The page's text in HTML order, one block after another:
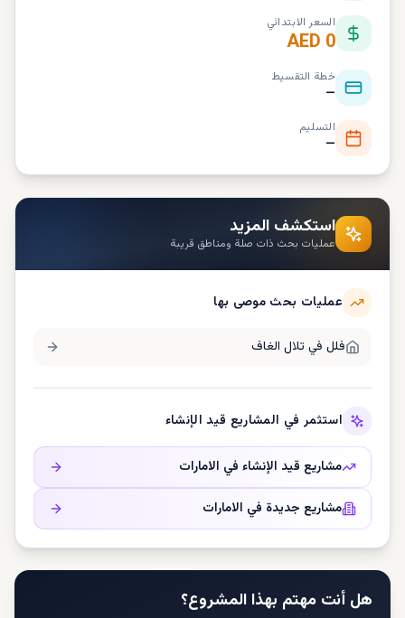
السعر الابتدائي
AED 0
خطة التقسيط
—
التسليم
—
استكشف المزيد
عمليات بحث ذات صلة ومناطق قريبة
عمليات بحث موصى بها
فلل في تلال الغاف
استثمر في المشاريع قيد الإنشاء
مشاريع قيد الإنشاء في الامارات
مشاريع جديدة في الامارات
هل أنت مهتم بهذا المشروع؟